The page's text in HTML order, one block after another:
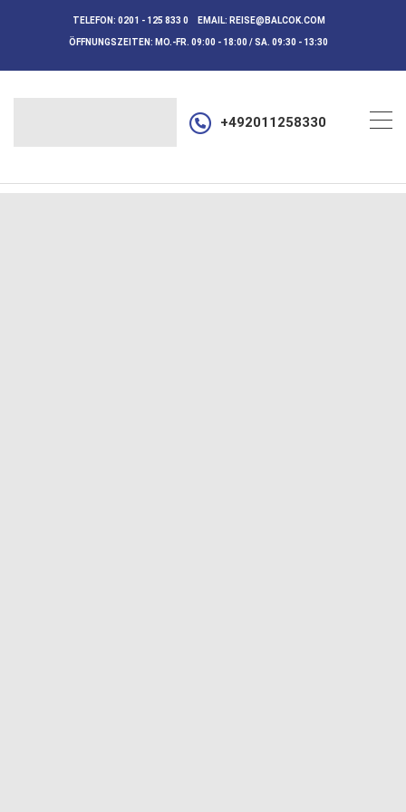
TELEFON: 0201 - 125 833 0 EMAIL: REISE@BALCOK.COM
ÖFFNUNGSZEITEN: MO.-FR. 09:00 - 18:00 / SA. 09:30 - 13:30
+492011258330